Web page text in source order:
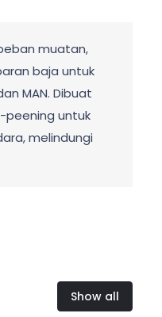
muatan,
baja untuk
MAN. Dibuat
peening untuk
melindungi
Show all